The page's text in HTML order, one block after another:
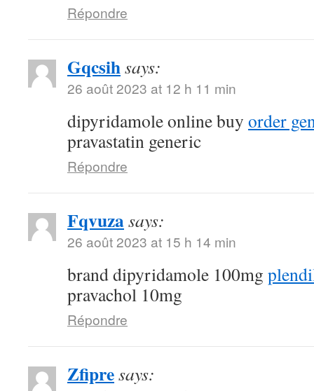
Répondre
Gqcsihsays:
26 août 2023 at 12 h 11 min
dipyridamole online buy order
pravastatin generic
Répondre
Fqvuzasays:
26 août 2023 at 15 h 14 min
brand dipyridamole 100mg
pravachol 10mg
Répondre
Zfipresays: